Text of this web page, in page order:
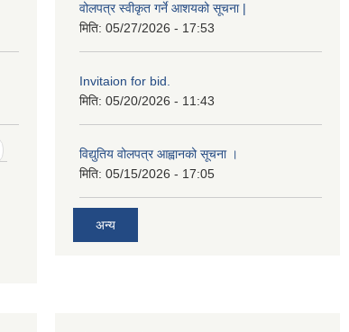
वोलपत्र स्वीकृत गर्ने आशयको सूचना |
मिति: 05/27/2026 - 17:53
Invitaion for bid.
मिति: 05/20/2026 - 11:43
विद्युतिय वोलपत्र आह्वानको सूचना ।
मिति: 05/15/2026 - 17:05
अन्य